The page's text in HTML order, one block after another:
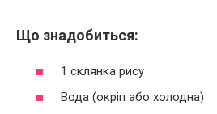
Що знадобиться:
1 склянка рису
Вода (окріп або холодна)